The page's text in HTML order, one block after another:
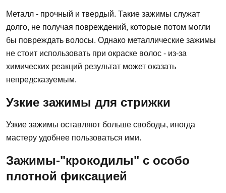
Металл - прочный и твердый. Такие зажимы служат
долго, не получая повреждений, которые потом могли
бы повреждать волосы. Однако металлические зажимы
не стоит использовать при окраске волос - из-за
химических реакций результат может оказать
непредсказуемым.
Узкие зажимы для стрижки
Узкие зажимы оставляют больше свободы, иногда
мастеру удобнее пользоваться ими.
Зажимы-"крокодилы" с особо
плотной фиксацией